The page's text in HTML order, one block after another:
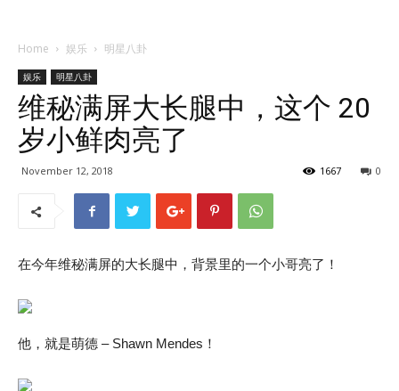
Home 娱乐 明星八卦
娱乐 明星八卦
维秘满屏大长腿中，这个 20
岁小鲜肉亮了
November 12, 2018 0
1667
在今年维秘满屏的大长腿中，背景里的一个小哥亮了！
他，就是萌德 – Shawn Mendes！